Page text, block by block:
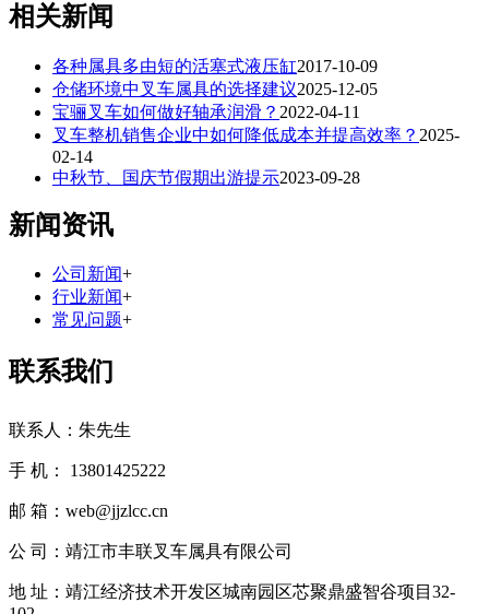
相关新闻
各种属具多由短的活塞式液压缸2017-10-09
仓储环境中叉车属具的选择建议2025-12-05
宝骊叉车如何做好轴承润滑？ 2022-04-11
叉车整机销售企业中如何降低成本并提高效率？ 2025-
02-14
中秋节、国庆节假期出游提示2023-09-28
新闻资讯
公司新闻+
行业新闻+
常见问题+
联系我们
联系人：朱先生
手 机： 13801425222
邮 箱：web@jjzlcc.cn
公 司：靖江市丰联叉车属具有限公司
地 址：靖江经济技术开发区城南园区芯聚鼎盛智谷项目32-